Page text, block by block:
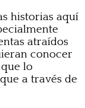
historias aquí
atraídos
conocer
lo
a través de